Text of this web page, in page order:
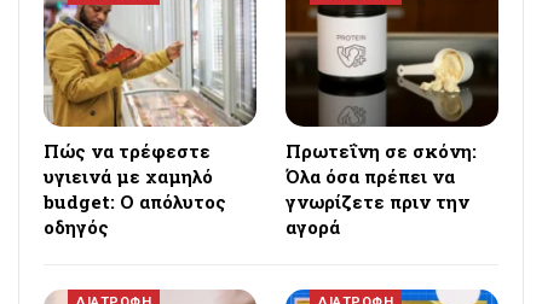
Πώς να τρέφεστε
υγιεινά με χαμηλό
budget: Ο απόλυτος
οδηγός
Πρωτεΐνη σε σκόνη:
Όλα όσα πρέπει να
γνωρίζετε πριν την
αγορά